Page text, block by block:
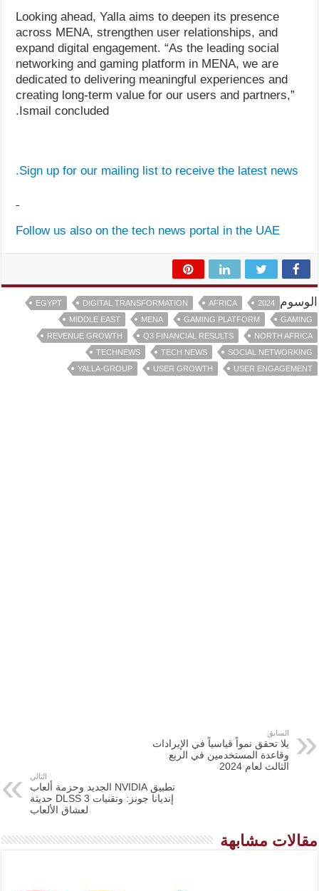
Looking ahead, Yalla aims to deepen its presence
across MENA, strengthen user relationships, and
expand digital engagement. “As the leading social
networking and gaming platform in MENA, we are
dedicated to delivering meaningful experiences and
creating long-term value for our users and partners,”
Ismail concluded.
Sign up for our mailing list to receive the latest news.
Follow us also on the tech news portal in the UAE
الوسوم 2024
AFRICA
DIGITAL TRANSFORMATION
EGYPT
GAMING
GAMING PLATFORM
MENA
MIDDLE EAST
NORTH AFRICA
Q3 FINANCIAL RESULTS
REVENUE GROWTH
SOCIAL NETWORKING
TECH NEWS
TECHNEWS
USER ENGAGEMENT
USER GROWTH
YALLA-GROUP
السابق
يلا تحقق نمواً قياسياً في الإيرادات
وقاعدة المستخدمين في الربع
الثالث لعام 2024
التالي
تطبيق NVIDIA الجديد وحزمة ألعاب
إنديانا جونز: وتقنيات DLSS 3 حديثة
لعشاق الألعاب
مقالات مشابهة